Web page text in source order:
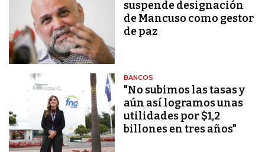
suspende designación
de Mancuso como gestor
de paz
BANCOS
"No subimos las tasas y
aún así logramos unas
utilidades por $1,2
billones en tres años"